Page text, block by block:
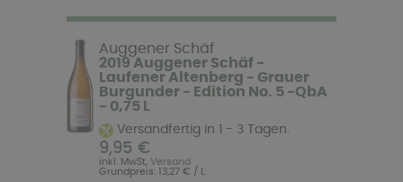
Auggener Schäf
2019 Auggener Schäf -
Laufener Altenberg - Grauer
Burgunder - Edition No. 5 -QbA
- 0,75 L
Versandfertig in 1 - 3 Tagen.
9,95 €
inkl. MwSt,Versand
Grundpreis: 13,27 € / L